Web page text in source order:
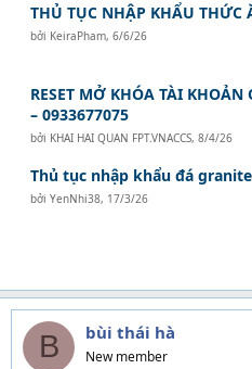
THỦ TỤC NHẬP KHẨU THỨC
bởi KeiraPham,6/6/26
RESET MỞ KHÓA TÀI
– 0933677075
bởi KHAI HAI QUAN FPT.VNACCS,8/4/26
Thủ tục nhập khẩu đá granite
bởiYenNhi38, 17/3/26
B bùi thái hà
New member